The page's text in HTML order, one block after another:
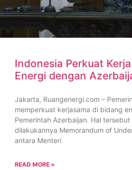
Indonesia Perkuat
Energi dengan
Jakarta, Ruangenergi.com –
memperkuat kerjasama di bidang
Pemerintah Azerbaijan. Hal
dilakukannya Memorandum of
antara Menteri
READ MORE »